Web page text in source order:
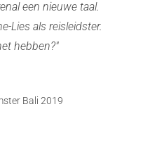
een nieuwe taal.
Lies als reisleidster.
hebben?"
Bali 2019